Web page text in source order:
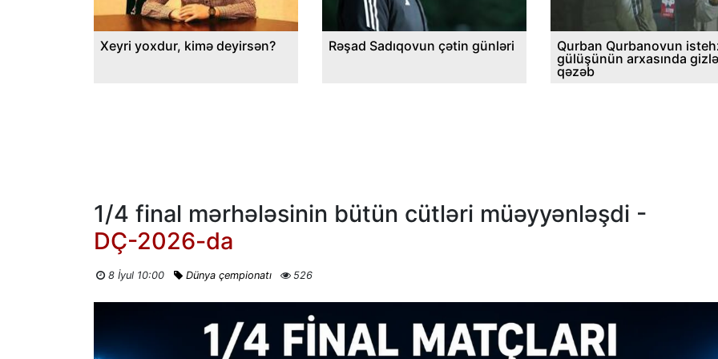
Xeyri yoxdur, kimə deyirsən? Rəşad Sadıqovun çətin günləri
Qurban Qurbanovun
gülüşünün arxasında
qəzəb
1/4 final mərhələsinin bütün cütləri müəyyənləşdi -
DÇ-2026-da
8 İyul 10:00 Dünya çempionatı 526